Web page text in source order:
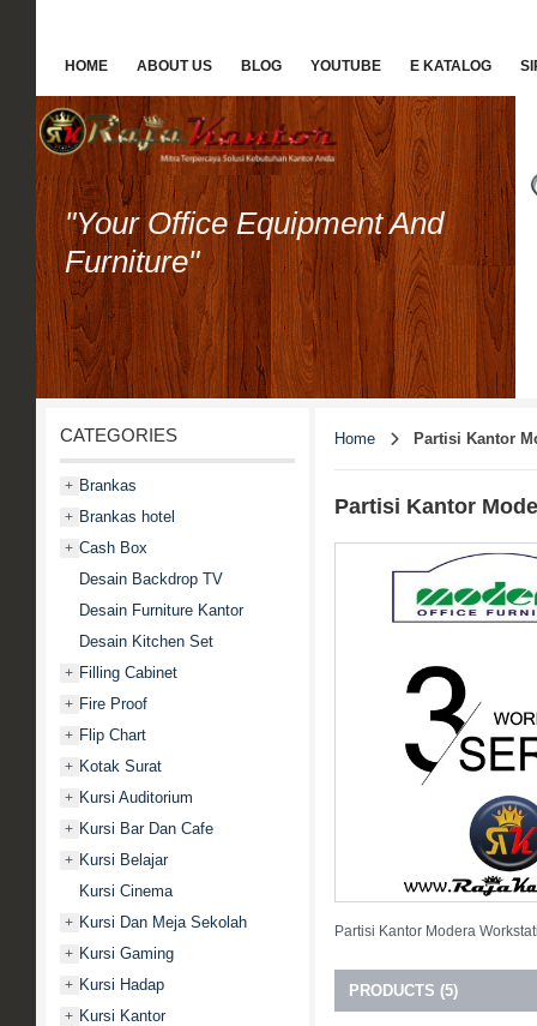
HOME ABOUT US BLOG YOUTUBE E KATALOG
"Your Office Equipment And
Furniture"
CATEGORIES
+ Brankas
+ Brankas hotel
+ Cash Box
Desain Backdrop TV
Desain Furniture Kantor
Desain Kitchen Set
+ Filling Cabinet
+ Fire Proof
+ Flip Chart
+ Kotak Surat
+ Kursi Auditorium
+ Kursi Bar Dan Cafe
+ Kursi Belajar
Kursi Cinema
+ Kursi Dan Meja Sekolah
+ Kursi Gaming
+ Kursi Hadap
+ Kursi Kantor
Home Partisi Kantor
Partisi Kantor
Partisi Kantor Modera
PRODUCTS (5)